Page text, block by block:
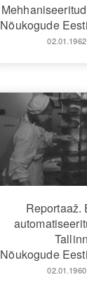
Nõukogude
Reportaaž.
Nõukogude